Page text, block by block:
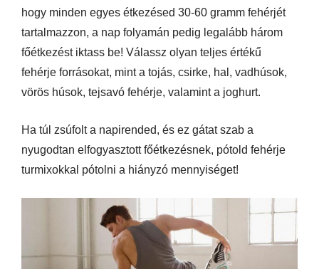
hogy minden egyes étkezésed 30-60 gramm fehérjét
tartalmazzon, a nap folyamán pedig legalább három
főétkezést iktass be! Válassz olyan teljes értékű
fehérje forrásokat, mint a tojás, csirke, hal, vadhúsok,
vörös húsok, tejsavó fehérje, valamint a joghurt.
Ha túl zsúfolt a napirended, és ez gátat szab a
nyugodtan elfogyasztott főétkezésnek, pótold fehérje
turmixokkal pótolni a hiányzó mennyiséget!